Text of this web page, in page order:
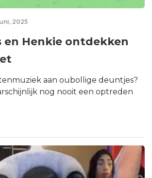
2025
en Henkie ontdekken
aan oubollige deuntjes?
nog nooit een optreden